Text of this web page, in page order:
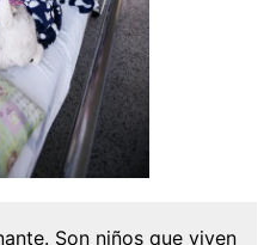
Son niños que viven